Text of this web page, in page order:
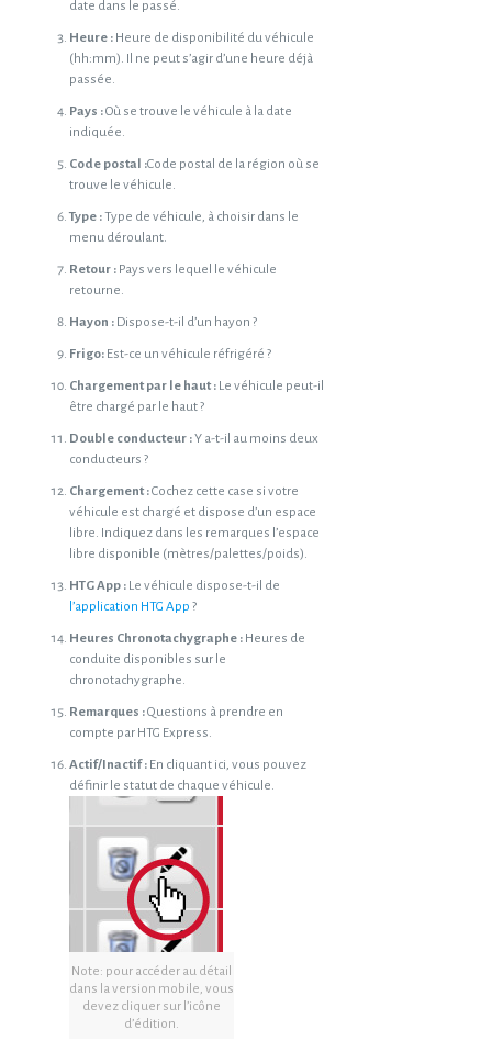
date dans le passé.
Heure : Heure de disponibilité du véhicule
(hh:mm). Il ne peut s’agir d’une heure déjà
passée.
Pays :Où se trouve le véhicule à la date
indiquée.
Code postal :Code postal de la région où se
trouve le véhicule.
Type :Type de véhicule, à choisir dans le
menu déroulant.
Retour : Pays vers lequel le véhicule
retourne.
Hayon : Dispose-t-il d’un hayon ?
Frigo: Est-ce un véhicule réfrigéré ?
Chargement par le haut : Le véhicule peut-il
être chargé par le haut ?
Double conducteur :Y a-t-il au moins deux
conducteurs ?
Chargement :Cochez cette case si votre
véhicule est chargé et dispose d’un espace
libre. Indiquez dans les remarques l’espace
libre disponible (mètres/palettes/poids).
HTG App : Le véhicule dispose-t-il de
l’application HTG App ?
Heures Chronotachygraphe : Heures de
conduite disponibles sur le
chronotachygraphe.
Remarques :Questions à prendre en
compte par HTG Express.
Actif/Inactif : En cliquant ici, vous pouvez
définir le statut de chaque véhicule.
Note: pour accéder au détail
dans la version mobile, vous
devez cliquer sur l’icône
d’édition.